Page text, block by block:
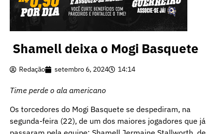
Shamell deixa o Mogi Basquete
Redação setembro 6, 2024 14:14
Time perde o ala americano
Os torcedores do Mogi Basquete se despediram, na
segunda-feira (22), de um dos maiores jogadores que já